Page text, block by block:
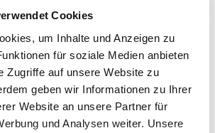
Cookies
um Inhalte und Anzeigen zu
für soziale Medien anbieten
Zugriffe auf unsere Website zu
geben wir Informationen zu Ihrer
Website an unsere Partner für
und Analysen weiter. Unsere